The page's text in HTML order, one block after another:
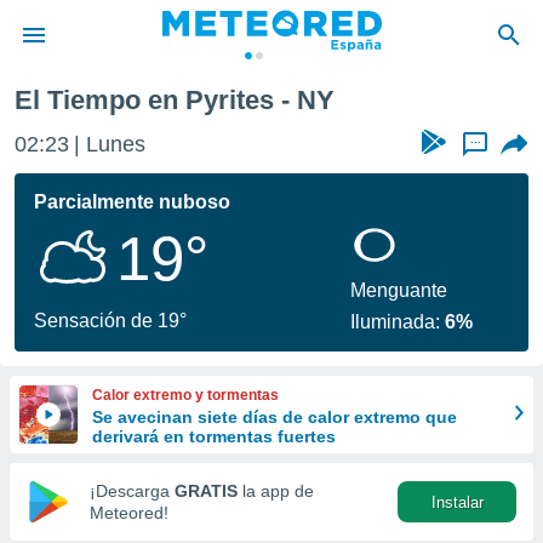
de
por
se
calidad.
a este
las
y
forma
digital
basada
El Tiempo en Pyrites - NY
02:23 Lunes ...
Parcialmente nuboso
19°
Sensación de 19°
Menguante
Iluminada:6%
Calor extremo y tormentas
Se avecinan siete días de calor extremo que
derivará en tormentas fuertes
¡Descarga GRATIS la app de
Meteored!
Instalar